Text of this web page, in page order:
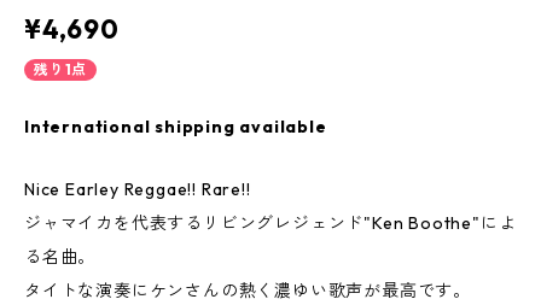
¥4,690
残り1点
International shipping available
Nice Earley Reggae!! Rare!!
ジャマイカを代表するリビングレジェンド"Ken Boothe"によ
る名曲。
タイトな演奏にケンさんの熱く濃ゆい歌声が最高です。